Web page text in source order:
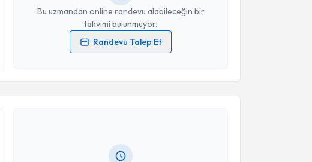
Bu uzmandan online randevu alabileceğin bir
takvimi bulunmuyor.
Randevu Talep Et
Kişisel verilerimin işlenmesine ilişkinAydınlatma Metni
Randevu Takvimi Talebi
Doç. Dr. Halil Can Küçükyıldız